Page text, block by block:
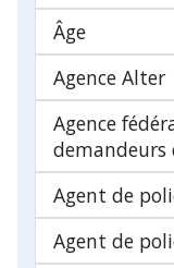
Âge
Agence Alter
Agence
demandeurs
Agent de
Agent de